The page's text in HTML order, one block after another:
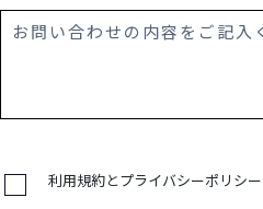
利用規約とプライバシーポリシー